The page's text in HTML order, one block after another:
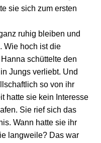
sie sich zum ersten
ruhig bleiben und
Wie hoch ist die
schüttelte den
Jungs verliebt. Und
so von ihr
hatte sie kein Interesse
Sie rief sich das
Wann hatte sie ihr
langweile? Das war